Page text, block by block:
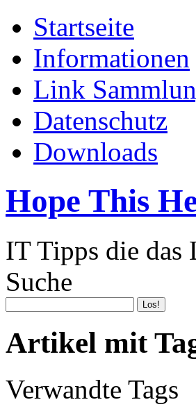
Startseite
Informationen
Link
Datenschutz
Downloads
Hope This
IT Tipps die das
Suche
Artikel mit
Verwandte Tags